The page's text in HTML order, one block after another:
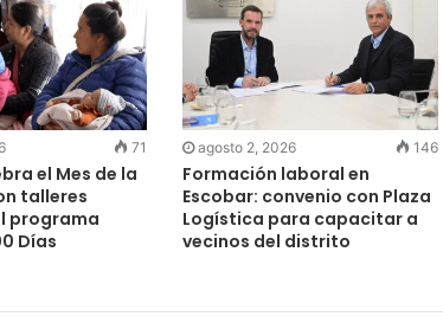
71
el Mes de la
talleres
programa
Días
agosto 2, 2026 146
Formación laboral en
Escobar: convenio con Plaza
Logística para capacitar a
vecinos del distrito